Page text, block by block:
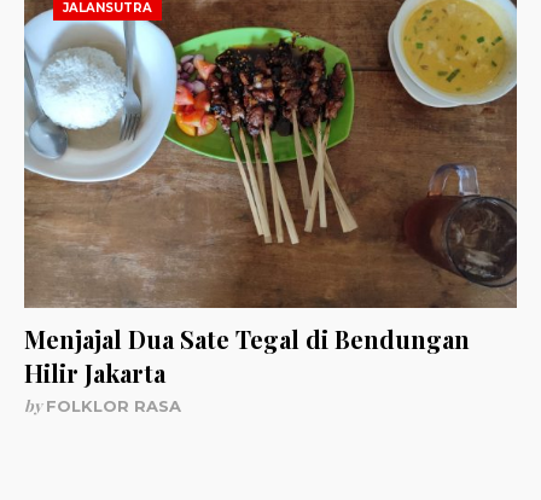
JALANSUTRA
Menjajal Dua Sate Tegal di Bendungan
Hilir Jakarta
byFOLKLOR RASA